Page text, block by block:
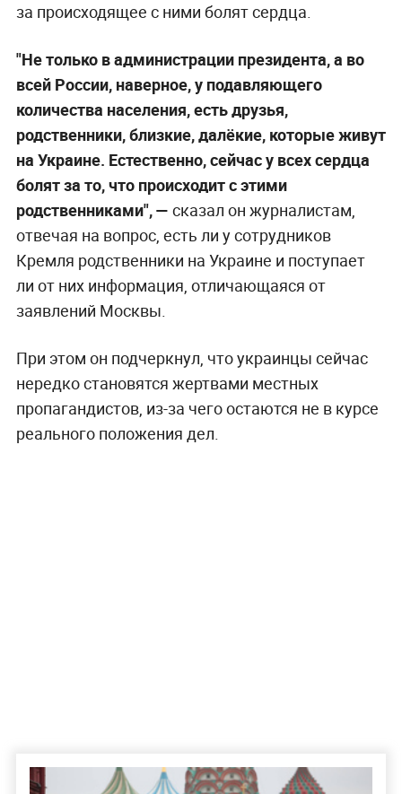
за происходящее с ними болят сердца.
"Не только в администрации президента, а во
всей России, наверное, у подавляющего
количества населения, есть друзья,
родственники, близкие, далёкие, которые живут
на Украине. Естественно, сейчас у всех сердца
болят за то, что происходит с этими
родственниками", — сказал он журналистам,
отвечая на вопрос, есть ли у сотрудников
Кремля родственники на Украине и поступает
ли от них информация, отличающаяся от
заявлений Москвы.
При этом он подчеркнул, что украинцы сейчас
нередко становятся жертвами местных
пропагандистов, из-за чего остаются не в курсе
реального положения дел.